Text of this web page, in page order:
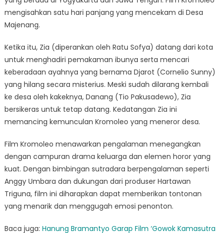
mengisahkan satu hari panjang yang mencekam di Desa
Majenang.
Ketika itu, Zia (diperankan oleh Ratu Sofya) datang dari kota
untuk menghadiri pemakaman ibunya serta mencari
keberadaan ayahnya yang bernama Djarot (Cornelio Sunny)
yang hilang secara misterius. Meski sudah dilarang kembali
ke desa oleh kakeknya, Danang (Tio Pakusadewo), Zia
bersikeras untuk tetap datang. Kedatangan Zia ini
memancing kemunculan Kromoleo yang meneror desa.
Film Kromoleo menawarkan pengalaman menegangkan
dengan campuran drama keluarga dan elemen horor yang
kuat. Dengan bimbingan sutradara berpengalaman seperti
Anggy Umbara dan dukungan dari produser Hartawan
Triguna, film ini diharapkan dapat memberikan tontonan
yang menarik dan menggugah emosi penonton.
Baca juga: Hanung Bramantyo Garap Film ‘Gowok Kamasutra